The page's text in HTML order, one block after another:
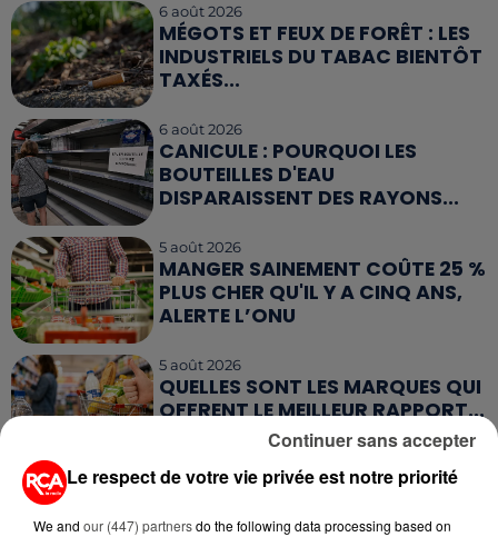
6 août 2026
MÉGOTS ET FEUX DE FORÊT : LES
INDUSTRIELS DU TABAC BIENTÔT
TAXÉS...
6 août 2026
CANICULE : POURQUOI LES
BOUTEILLES D'EAU
DISPARAISSENT DES RAYONS...
5 août 2026
MANGER SAINEMENT COÛTE 25 %
PLUS CHER QU'IL Y A CINQ ANS,
ALERTE L’ONU
5 août 2026
QUELLES SONT LES MARQUES QUI
OFFRENT LE MEILLEUR RAPPORT...
5 août 2026
ADOPTER POUR ÉVITER
Le respect de votre vie privée est notre priorité
We and our (447) partnersdo the following data processing based on
Continuer sans accepter